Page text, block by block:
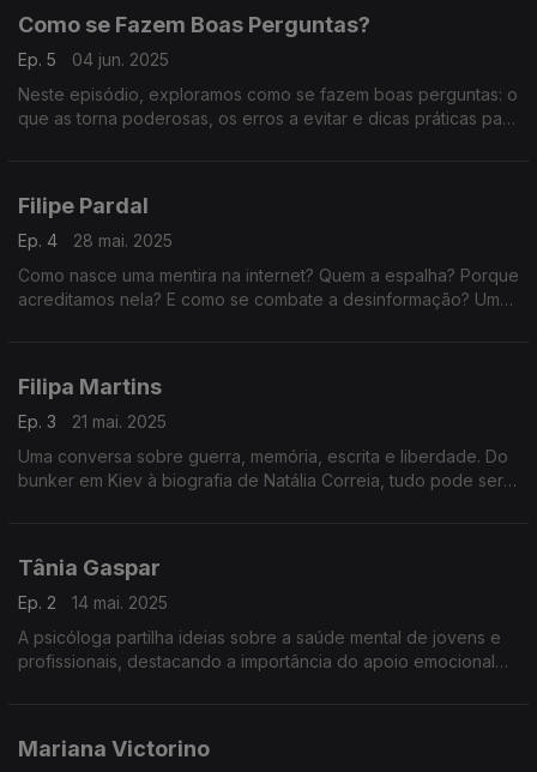
Como se Fazem Boas Perguntas?
Ep. 5
04 jun. 2025
Neste episódio, exploramos como se fazem boas perguntas: o
que as torna poderosas, os erros a evitar e dicas práticas para
Filipe Pardal
Ep. 4
28 mai. 2025
Como nasce uma mentira na internet? Quem a espalha? Porque
acreditamos nela? E como se combate a desinformação? Um
Filipa Martins
Ep. 3
21 mai. 2025
Uma conversa sobre guerra, memória, escrita e liberdade. Do
bunker em Kiev à biografia de Natália Correia, tudo pode ser
Tânia Gaspar
Ep. 2
14 mai. 2025
A psicóloga partilha ideias sobre a saúde mental de jovens e
profissionais, destacando a importância do apoio emocional
Mariana Victorino